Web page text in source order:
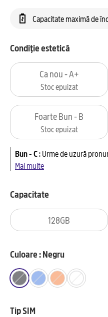
Capacitate maximă de
Condiție estetică
Ca nou - A+
Stoc epuizat
Foarte Bun - B
Stoc epuizat
Bun - C:Urme de uzură
Mai multe
Capacitate
128GB
Culoare : Negru
Tip SIM